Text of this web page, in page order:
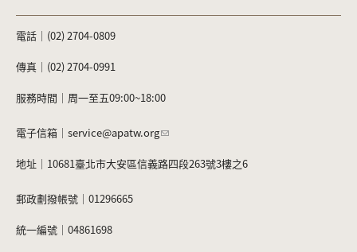
o
電話｜(02) 2704-0809
傳真｜(02) 2704-0991
服務時間｜周一至五09:00~18:00
電子信箱｜ service@apatw.org
地址｜10681臺北市大安區信義路四段263號3樓之6
郵政劃撥帳號｜01296665
統一編號｜04861698